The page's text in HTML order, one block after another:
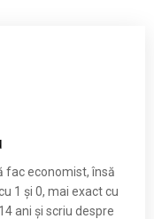
fac economist, însă
1 și 0, mai exact cu
ani și scriu despre